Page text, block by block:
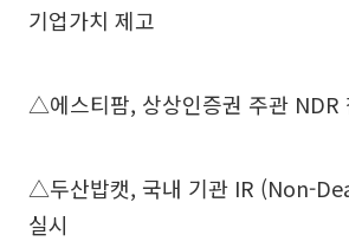
기업가치 제고
△에스티팜, 상상인증권 주관 NDR
△두산밥캣, 국내 기관 IR (Non-
실시